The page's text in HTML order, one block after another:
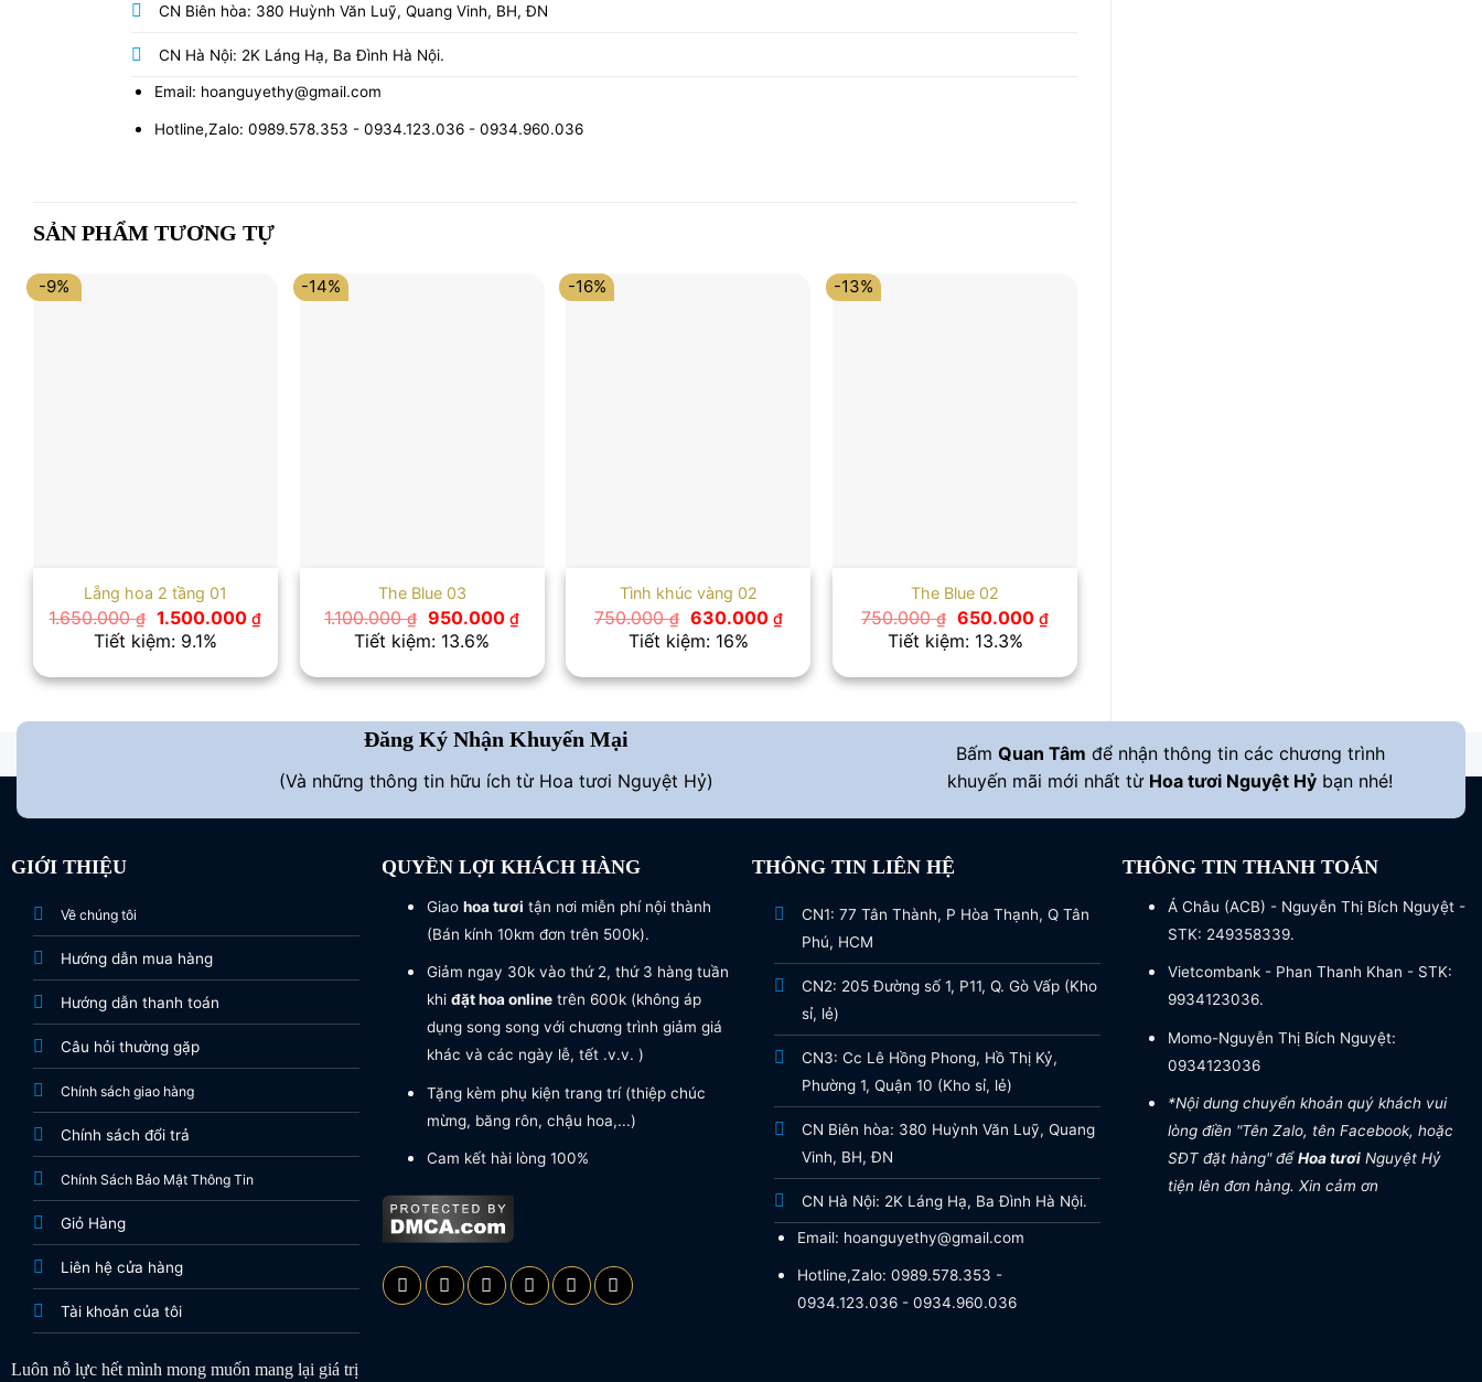
CN Biên hòa: 380 Huỳnh Văn Luỹ, Quang Vinh, BH, ĐN
CN Hà Nội: 2K Láng Hạ, Ba Đình Hà Nội.
Email: hoanguyethy@gmail.com
Hotline,Zalo: 0989.578.353 - 0934.123.036 - 0934.960.036
SẢN PHẨM TƯƠNG TỰ
-9%
Lẵng hoa 2 tầng 01
1.650.000₫ Giá
gốc
là:
1.500.000₫Giá
là:
1.500.000 ₫.
Tiết kiệm: 9.1%
-14%
The Blue 03
1.100.000₫ Giá
gốc
là:
950.000₫Giá
950.000 ₫.
Tiết kiệm: 13.6%
-16%
Tình khúc vàng 02
750.000₫ Giá
gốc
là:
630.000 ₫Giá
hiện
630.000 ₫.
Tiết kiệm: 16%
-13%
The Blue 02
750.000₫ Giá
gốc
là:
650.000₫Giá
650.000 ₫.
Tiết kiệm: 13.3%
Đăng Ký Nhận Khuyến Mại
(Và những thông tin hữu ích từ Hoa tươi Nguyệt Hỷ)
Bấm Quan Tâm để nhận thông tin các chương trình
khuyến mãi mới nhất từ Hoa tươi Nguyệt Hỷ bạn nhé!
GIỚI THIỆU
Về chúng tôi
Hướng dẫn mua hàng
Hướng dẫn thanh toán
Câu hỏi thường gặp
Chính sách giao hàng
Chính sách đổi trả
Chính Sách Bảo Mật Thông Tin
Giỏ Hàng
Liên hệ cửa hàng
Tài khoản của tôi
Luôn nỗ lực hết mình mong muốn mang lại giá trị
QUYỀN LỢI KHÁCH HÀNG
Giao hoa tươi tận nơi miễn phí nội thành
(Bán kính 10km đơn trên 500k).
Giảm ngay 30k vào thứ 2, thứ 3 hàng tuần
khi đặt hoa onlinetrên 600k (không áp
dụng song song với chương trình giảm giá
khác và các ngày lễ, tết .v.v. )
Tặng kèm phụ kiện trang trí (thiệp chúc
mừng, băng rôn, chậu hoa,...)
Cam kết hài lòng 100%
THÔNG TIN LIÊN HỆ
CN1: 77 Tân Thành, P Hòa Thạnh, Q Tân
Phú, HCM
CN2: 205 Đường số 1, P11, Q. Gò Vấp (Kho
sỉ, lẻ)
CN3: Cc Lê Hồng Phong, Hồ Thị Kỷ,
Phường 1, Quận 10 (Kho sỉ, lẻ)
CN Biên hòa: 380 Huỳnh Văn Luỹ, Quang
Vinh, BH, ĐN
CN Hà Nội: 2K Láng Hạ, Ba Đình Hà Nội.
Email: hoanguyethy@gmail.com
Hotline,Zalo: 0989.578.353 -
0934.123.036 - 0934.960.036
THÔNG TIN THANH TOÁN
Á Châu (ACB) - Nguyễn Thị Bích Nguyệt -
STK: 249358339.
Vietcombank - Phan Thanh Khan - STK:
9934123036.
Momo-Nguyễn Thị Bích Nguyệt:
0934123036
*Nội dung chuyển khoản quý khách vui
lòng điền "Tên Zalo, tên Facebook, hoặc
SĐT đặt hàng" đểHoa tươiNguyệt Hỷ
tiện lên đơn hàng. Xin cảm ơn